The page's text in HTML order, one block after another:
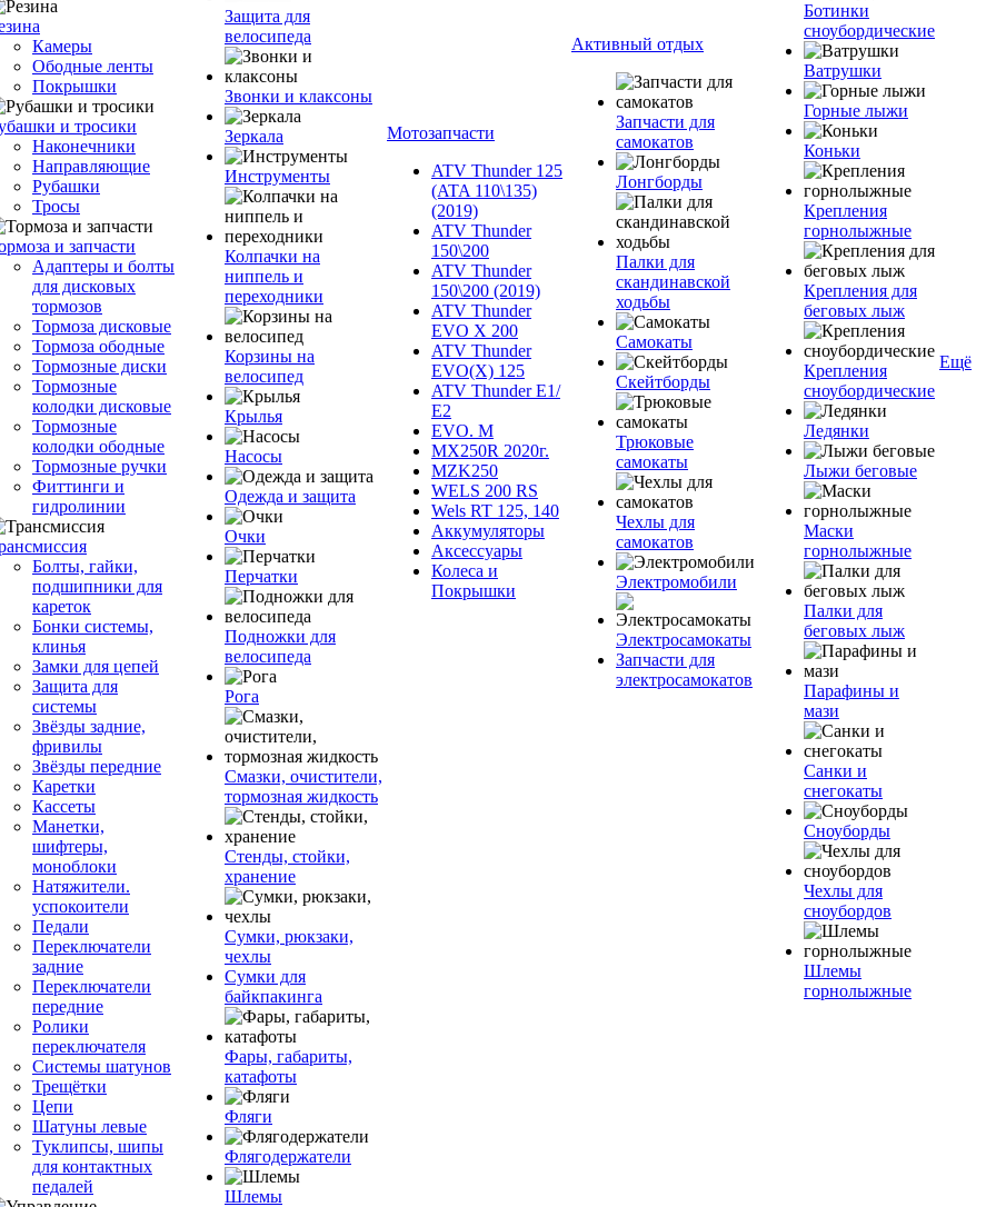
Камеры
Ободные ленты
Покрышки
и тросики
Наконечники
Направляющие
Рубашки
Тросы
и запчасти
Адаптеры и болты
для дисковых
тормозов
Тормоза дисковые
Тормоза ободные
Тормозные диски
Тормозные
колодки дисковые
Тормозные
колодки ободные
Тормозные ручки
Фиттинги и
гидролинии
Болты, гайки,
подшипники для
кареток
Бонки системы,
клинья
Замки для цепей
Защита для
системы
Звёзды задние,
фривилы
Звёзды передние
Каретки
Кассеты
Манетки,
шифтеры,
моноблоки
Натяжители.
успокоители
Педали
Переключатели
задние
Переключатели
передние
Ролики
переключателя
Системы шатунов
Трещётки
Цепи
Шатуны левые
Туклипсы, шипы
для контактных
педалей
Защита для
велосипеда
Звонки и клаксоны
Зеркала
Инструменты
Колпачки на
ниппель и
переходники
Корзины на
велосипед
Крылья
Насосы
Одежда и защита
Очки
Перчатки
Подножки для
велосипеда
Рога
Смазки, очистители,
тормозная жидкость
Стенды, стойки,
хранение
Сумки, рюкзаки,
чехлы
Сумки для
байкпакинга
Фары, габариты,
катафоты
Фляги
Флягодержатели
Шлемы
Мотозапчасти
ATV Thunder 125
(ATA 110\135)
(2019)
ATV Thunder
150\200
ATV Thunder
150\200 (2019)
ATV Thunder
EVO X 200
ATV Thunder
EVO(X) 125
ATV Thunder Е1/
Е2
EVO. M
MX250R 2020г.
MZK250
WELS 200 RS
Wels RT 125, 140
Аккумуляторы
Аксессуары
Колеса и
Покрышки
Активный отдых
Запчасти для
самокатов
Лонгборды
Палки для
скандинавской
ходьбы
Самокаты
Скейтборды
Трюковые
самокаты
Чехлы для
самокатов
Электромобили
Электросамокаты
Запчасти для
электросамокатов
Ботинки
сноубордические
Ватрушки
Горные лыжи
Коньки
Крепления
горнолыжные
Крепления для
беговых лыж
Крепления
сноубордические
Ледянки
Лыжи беговые
Маски
горнолыжные
Палки для
беговых лыж
Парафины и
мази
Санки и
снегокаты
Сноуборды
Чехлы для
сноубордов
Шлемы
горнолыжные
Ещё